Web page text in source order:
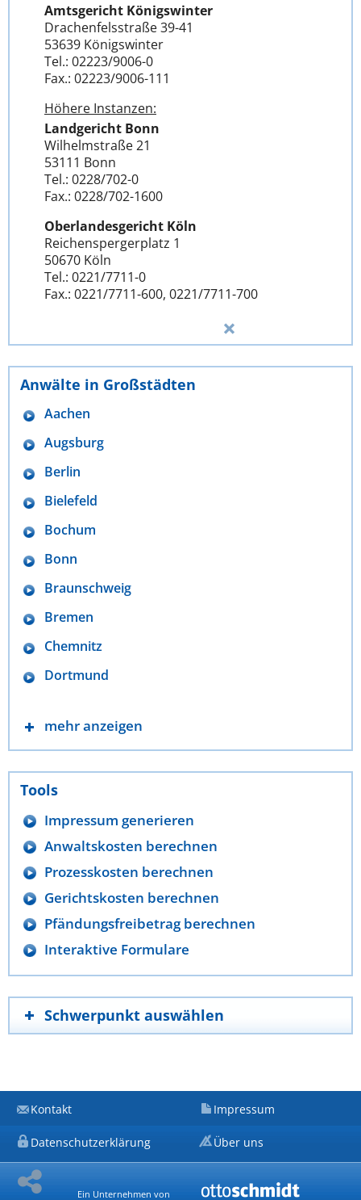
Amtsgericht Königswinter
Drachenfelsstraße 39-41
53639 Königswinter
Tel.: 02223/9006-0
Fax.: 02223/9006-111
Höhere Instanzen:
Landgericht Bonn
Wilhelmstraße 21
53111 Bonn
Tel.: 0228/702-0
Fax.: 0228/702-1600
Oberlandesgericht Köln
Reichenspergerplatz 1
50670 Köln
Tel.: 0221/7711-0
Fax.: 0221/7711-600, 0221/7711-700
Anwälte in Großstädten
Aachen
Augsburg
Berlin
Bielefeld
Bochum
Bonn
Braunschweig
Bremen
Chemnitz
Dortmund
mehr anzeigen
Tools
Impressum generieren
Anwaltskosten berechnen
Prozesskosten berechnen
Gerichtskosten berechnen
Pfändungsfreibetrag berechnen
Interaktive Formulare
Schwerpunkt auswählen
Kontakt Impressum
Datenschutzerklärung Über uns
Ein Unternehmen von